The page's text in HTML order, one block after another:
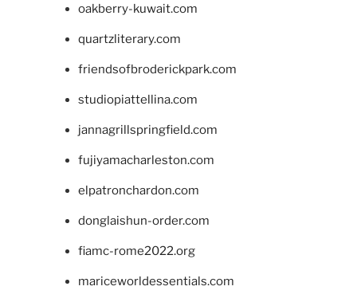
oakberry-kuwait.com
quartzliterary.com
friendsofbroderickpark.com
studiopiattellina.com
jannagrillspringfield.com
fujiyamacharleston.com
elpatronchardon.com
donglaishun-order.com
fiamc-rome2022.org
mariceworldessentials.com